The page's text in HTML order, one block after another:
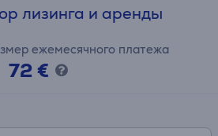
лизинга и аренды
ежемесячного платежа
72 €